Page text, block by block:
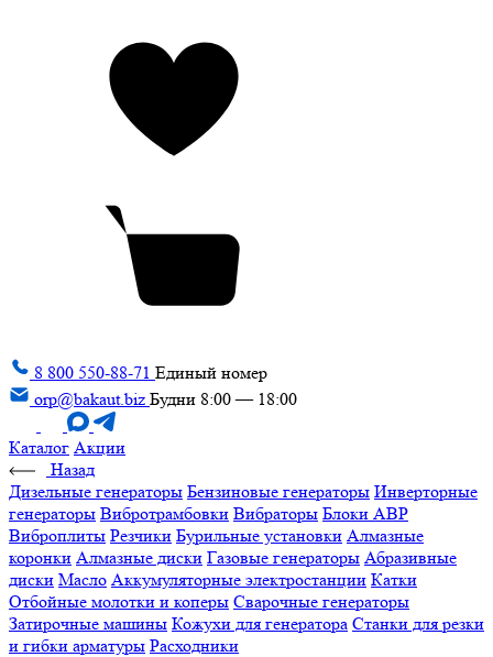
8 800 550-88-71 Единый номер
orp@bakaut.biz Будни 8:00 — 18:00
Каталог Акции
Назад
Дизельные генераторы Бензиновые генераторы Инверторные
генераторы Вибротрамбовки Вибраторы Блоки АВР
Виброплиты Резчики Бурильные установки Алмазные
коронки Алмазные диски Газовые генераторы Абразивные
диски Масло Аккумуляторные электростанции Катки
Отбойные молотки и коперы Сварочные генераторы
Затирочные машины Кожухи для генератора Станки для резки
и гибки арматуры Расходники